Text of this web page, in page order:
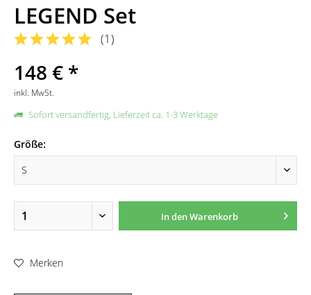
LEGEND Set
(1)
148 € *
inkl. MwSt.
Sofort versandfertig, Lieferzeit ca. 1-3 Werktage
Größe:
In denWarenkorb
Merken